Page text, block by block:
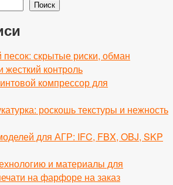
Поиск
скрытые риски, обман
жесткий контроль
компрессор для
роскошь текстуры и нежность
для АГР: IFC, FBX, OBJ, SKP
и материалы для
на фарфоре на заказ